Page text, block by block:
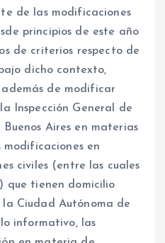
de las modificaciones
principios de este año
de criterios respecto de
dicho contexto,
de modificar
Inspección General de
Aires en materias
en
civiles (entre las cuales
que tienen domicilio
la Ciudad Autónoma de
informativo, las